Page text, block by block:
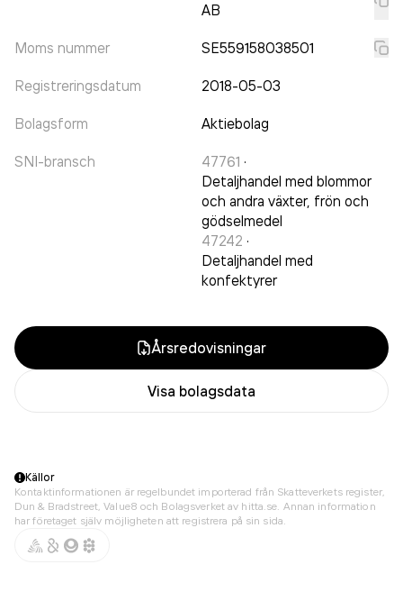
AB
Moms nummer SE559158038501
Registreringsdatum 2018-05-03
Bolagsform Aktiebolag
SNI-bransch 47761 ·
Detaljhandel med blommor
och andra växter, frön och
gödselmedel
47242 ·
Detaljhandel med
konfektyrer
Årsredovisningar
Visa bolagsdata
Källor
Kontaktinformationen är regelbundet importerad från Skatteverkets register,
Dun & Bradstreet, Value8 och Bolagsverket av hitta.se. Annan information
har företaget själv möjligheten att registrera på sin sida.